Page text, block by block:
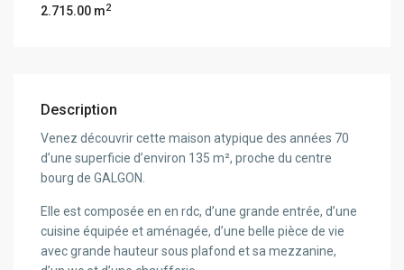
2.715.00 m2
Description
Venez découvrir cette maison atypique des années 70
d’une superficie d’environ 135 m², proche du centre
bourg de GALGON.
Elle est composée en en rdc, d’une grande entrée, d’une
cuisine équipée et aménagée, d’une belle pièce de vie
avec grande hauteur sous plafond et sa mezzanine,